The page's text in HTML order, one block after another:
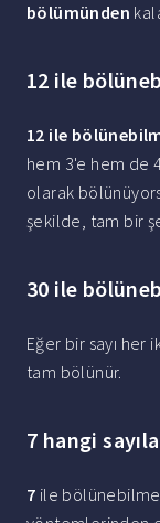
bölümünden
12 ile
12 ile
hem 3'e hem de
olarak
şekilde, tam bir
30 ile
Eğer bir sayı her
tam bölünür.
7 hangi
7 ile bölünebilme